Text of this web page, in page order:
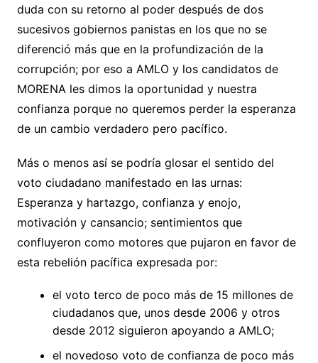
duda con su retorno al poder después de dos
sucesivos gobiernos panistas en los que no se
diferenció más que en la profundización de la
corrupción; por eso a AMLO y los candidatos de
MORENA les dimos la oportunidad y nuestra
confianza porque no queremos perder la esperanza
de un cambio verdadero pero pacífico.
Más o menos así se podría glosar el sentido del
voto ciudadano manifestado en las urnas:
Esperanza y hartazgo, confianza y enojo,
motivación y cansancio; sentimientos que
confluyeron como motores que pujaron en favor de
esta rebelión pacífica expresada por:
el voto terco de poco más de 15 millones de
ciudadanos que, unos desde 2006 y otros
desde 2012 siguieron apoyando a AMLO;
el novedoso voto de confianza de poco más